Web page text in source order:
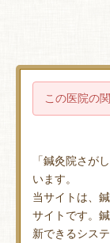
この医院の
「鍼灸院さが
います。
当サイトは、
サイトです。
新できるシス